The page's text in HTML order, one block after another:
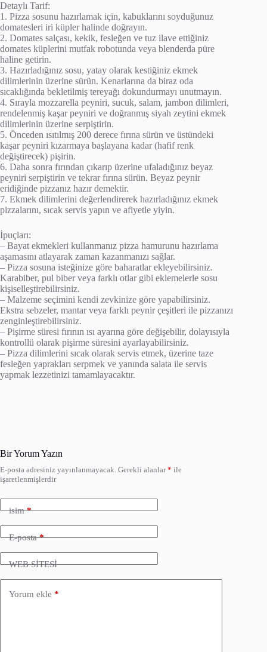
Detaylı Tarif:
1. Pizza sosunu hazırlamak için, kabuklarını soyduğunuz
domatesleri iri küpler halinde doğrayın.
2. Domates salçası, kekik, fesleğen ve tuz ilave ettiğiniz
domates küplerini mutfak robotunda veya blenderda püre
haline getirin.
3. Hazırladığınız sosu, yatay olarak kestiğiniz ekmek
dilimlerinin üzerine sürün. Kenarlarına da biraz oda
sıcaklığında bekletilmiş tereyağı dokundurmayı unutmayın.
4. Sırayla mozzarella peyniri, sucuk, salam, jambon dilimleri,
rendelenmiş kaşar peyniri ve doğranmış siyah zeytini ekmek
dilimlerinin üzerine serpiştirin.
5. Önceden ısıtılmış 200 derece fırına sürün ve üstündeki
kaşar peyniri kızarmaya başlayana kadar (hafif renk
değiştirecek) pişirin.
6. Daha sonra fırından çıkarıp üzerine ufaladığınız beyaz
peyniri serpiştirin ve tekrar fırına sürün. Beyaz peynir
eridiğinde pizzanız hazır demektir.
7. Ekmek dilimlerini değerlendirerek hazırladığınız ekmek
pizzalarını, sıcak servis yapın ve afiyetle yiyin.
İpuçları:
– Bayat ekmekleri kullanmanız pizza hamurunu hazırlama
aşamasını atlayarak zaman kazanmanızı sağlar.
– Pizza sosuna isteğinize göre baharatlar ekleyebilirsiniz.
Karabiber, pul biber veya farklı otlar gibi eklemelerle sosu
kişiselleştirebilirsiniz.
– Malzeme seçimini kendi zevkinize göre yapabilirsiniz.
Ekstra sebzeler, mantar veya farklı peynir çeşitleri ile pizzanızı
zenginleştirebilirsiniz.
– Pişirme süresi fırının ısı ayarına göre değişebilir, dolayısıyla
kontrollü olarak pişirme süresini ayarlayabilirsiniz.
– Pizza dilimlerini sıcak olarak servis etmek, üzerine taze
fesleğen yaprakları serpmek ve yanında salata ile servis
yapmak lezzetinizi tamamlayacaktır.
Bir Yorum Yazın
E-posta adresiniz yayınlanmayacak. Gerekli alanlar* ile
işaretlenmişlerdir
isim*
E-posta*
WEB SİTESİ
Yorum ekle *